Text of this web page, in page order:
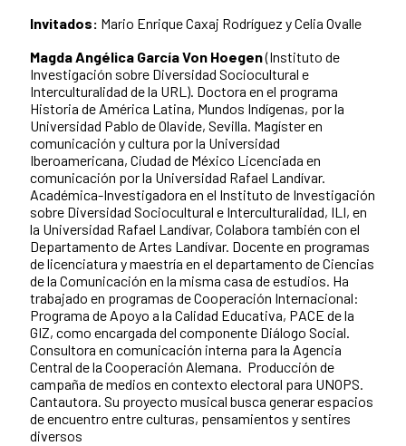
Invitados: Mario Enrique Caxaj Rodríguez y Celia Ovalle
Magda Angélica García Von Hoegen(Instituto de
Investigación sobre Diversidad Sociocultural e
Interculturalidad de la URL). Doctora en el programa
Historia de América Latina, Mundos Indígenas, por la
Universidad Pablo de Olavide, Sevilla. Magíster en
comunicación y cultura por la Universidad
Iberoamericana, Ciudad de México Licenciada en
comunicación por la Universidad Rafael Landívar.
Académica-Investigadora en el Instituto de Investigación
sobre Diversidad Sociocultural e Interculturalidad, ILI, en
la Universidad Rafael Landívar, Colabora también con el
Departamento de Artes Landívar. Docente en programas
de licenciatura y maestría en el departamento de Ciencias
de la Comunicación en la misma casa de estudios. Ha
trabajado en programas de Cooperación Internacional:
Programa de Apoyo a la Calidad Educativa, PACE de la
GIZ, como encargada del componente Diálogo Social.
Consultora en comunicación interna para la Agencia
Central de la Cooperación Alemana. Producción de
campaña de medios en contexto electoral para UNOPS.
Cantautora. Su proyecto musical busca generar espacios
de encuentro entre culturas, pensamientos y sentires
diversos